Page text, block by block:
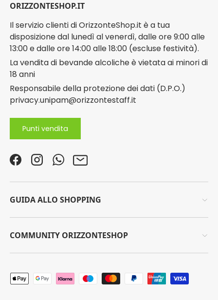
ORIZZONTESHOP.IT
Il servizio clienti di OrizzonteShop.it è a tua
disposizione dal lunedì al venerdì, dalle ore 9:00 alle
13:00 e dalle ore 14:00 alle 18:00 (escluse festività).
La vendita di bevande alcoliche è vietata ai minori di
18 anni
Responsabile della protezione dei dati (D.P.O.)
privacy.unipam@orizzontestaff.it
Punti vendita
FacebookInstagramWhatsApp
Email
GUIDA ALLO SHOPPING
COMMUNITY ORIZZONTESHOP
Metodi di pagamento accettati